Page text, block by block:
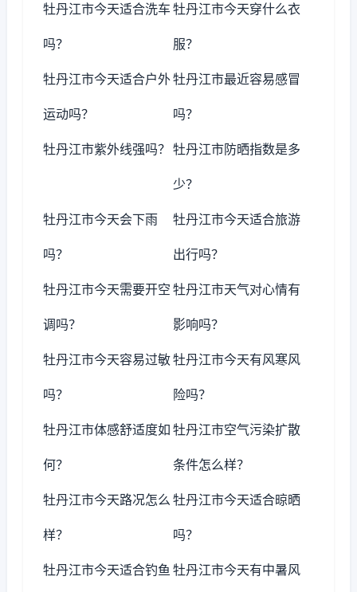
牡丹江市今天适合洗车
吗？
牡丹江市今天穿什么衣
服？
牡丹江市今天适合户外
运动吗？
牡丹江市最近容易感冒
吗？
牡丹江市紫外线强吗？ 牡丹江市防晒指数是多
少？
牡丹江市今天会下雨
吗？
牡丹江市今天适合旅游
出行吗？
牡丹江市今天需要开空
调吗？
牡丹江市天气对心情有
影响吗？
牡丹江市今天容易过敏
吗？
牡丹江市今天有风寒风
险吗？
牡丹江市体感舒适度如
何？
牡丹江市空气污染扩散
条件怎么样？
牡丹江市今天路况怎么
样？
牡丹江市今天适合晾晒
吗？
牡丹江市今天适合钓鱼 牡丹江市今天有中暑风